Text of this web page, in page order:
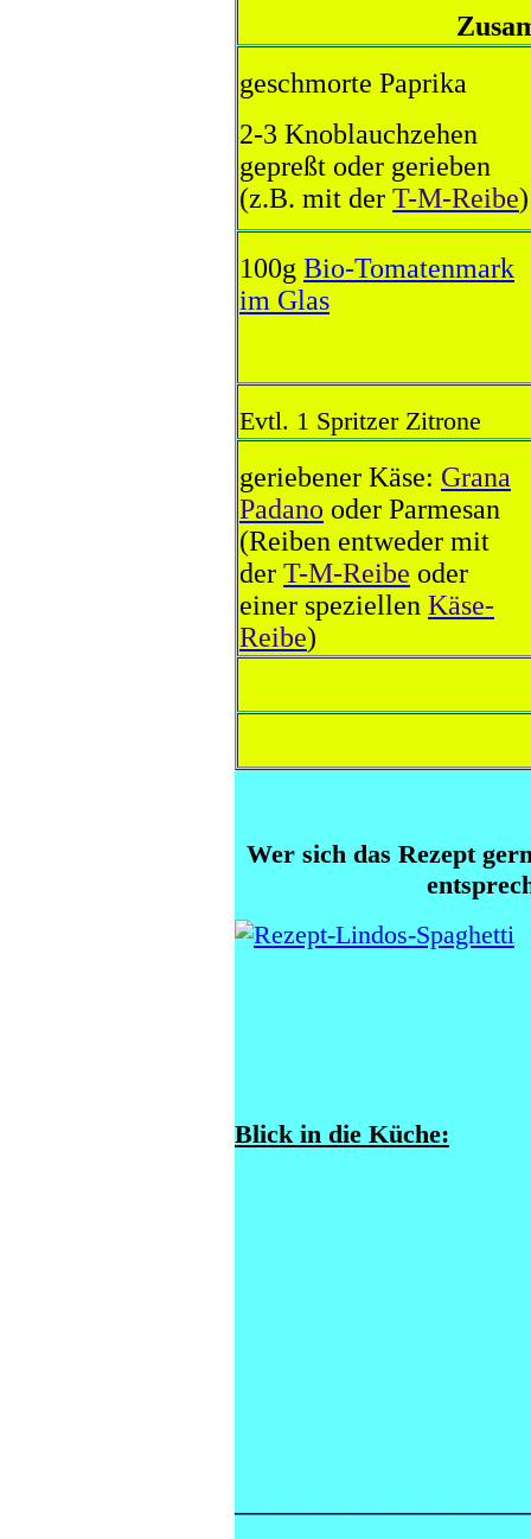
geschmorte Paprika
2-3 Knoblauchzehen
gepreßt oder gerieben
(z.B. mit der T-M-Reibe)
100g Bio-Tomatenmark
im Glas
Evtl. 1 Spritzer Zitrone
geriebener Käse: Grana
Padano oder Parmesan
(Reiben entweder mit
der T-M-Reibe oder
einer speziellen Käse-
Reibe)
Wer sich das Rezept
Blick in die Küche: